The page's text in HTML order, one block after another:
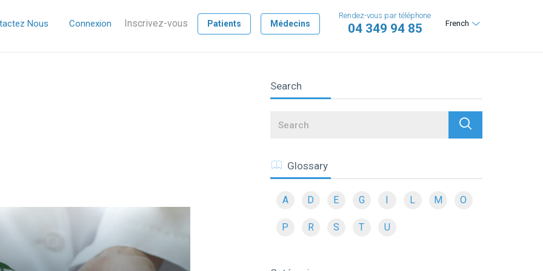
Nous Connexion Inscrivez-vous Patients Médecins French
Rendez-vous par téléphone
04 349 94 85
Search
Search
Glossary
A D E G I L M O
P R S T U